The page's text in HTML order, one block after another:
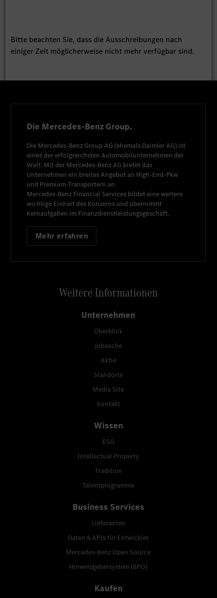
Bitte beachten Sie, dass die Ausschreibungen nach
einiger Zeit möglicherweise nicht mehr verfügbar sind.
Die Mercedes-Benz Group.
Die Mercedes-Benz Group AG (ehemals Daimler AG) ist
eines der erfolgreichsten Automobilunternehmen der
Welt. Mit der Mercedes-Benz AG bietet das
Unternehmen ein breites Angebot an High-End-Pkw
und Premium-Transportern an.
Mercedes-Benz Financial Services bildet eine weitere
wichtige Einheit des Konzerns und übernimmt
Kernaufgaben im Finanzdienstleistungsgeschäft.
Mehr erfahren
Weitere Informationen
Unternehmen
Überblick
Jobsuche
Aktie
Standorte
Media Site
Kontakt
Wissen
ESG
Intellectual Property
Tradition
Talentprogramme
Business Services
Lieferanten
Daten & APIs für Entwickler
Mercedes-Benz Open Source
Hinweisgebersystem (BPO)
Kaufen